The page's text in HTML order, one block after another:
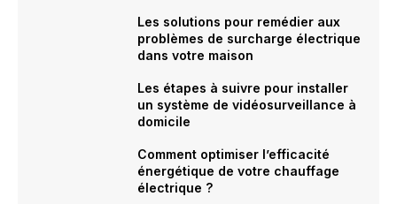
Les solutions pour remédier aux
problèmes de surcharge électrique
dans votre maison
Les étapes à suivre pour installer
un système de vidéosurveillance à
domicile
Comment optimiser l’efficacité
énergétique de votre chauffage
électrique ?